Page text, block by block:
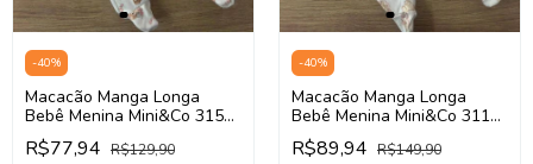
-40%
Macacão Manga Longa
Bebê Menina Mini&Co 3152
(Off White)
R$77,94 R$129,90
-40%
Macacão Manga Longa
Bebê Menina Mini&Co 3113
(Off White)
R$89,94 R$149,90